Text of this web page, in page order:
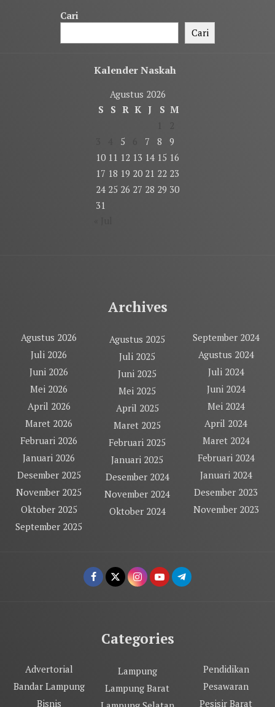
Cari
Cari
Kalender Naskah
Agustus 2026
S
S R K J S M
5 7 8
9
10 11 12 13 14 15 16
17 18 19 20 21 22 23
24 25 26 27 28 29 30
31
Archives
Agustus 2026
Juli 2026
Juni 2026
Mei 2026
April 2026
Maret 2026
Februari 2026
Januari 2026
Desember 2025
November 2025
Oktober 2025
September 2025
Agustus 2025
Juli 2025
Juni 2025
Mei 2025
April 2025
Maret 2025
Februari 2025
Januari 2025
Desember 2024
November 2024
Oktober 2024
September 2024
Agustus 2024
Juli 2024
Juni 2024
Mei 2024
April 2024
Maret 2024
Februari 2024
Januari 2024
Desember 2023
November 2023
Categories
Advertorial
Bandar Lampung
Bisnis
Lampung
Lampung Barat
Pendidikan
Pesawaran
Pesisir Barat